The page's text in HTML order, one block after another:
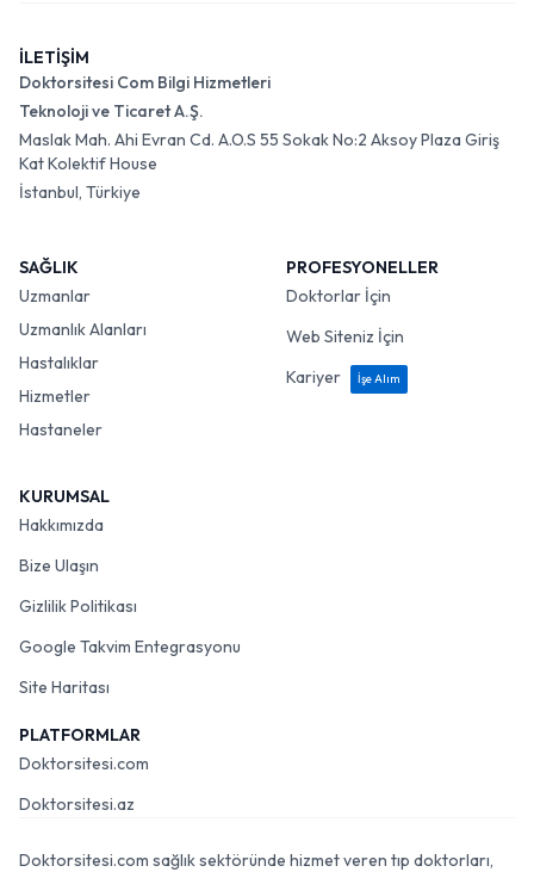
İLETİŞİM
Doktorsitesi Com Bilgi Hizmetleri
Teknoloji ve Ticaret A.Ş.
Maslak Mah. Ahi Evran Cd. A.O.S 55 Sokak No:2 Aksoy Plaza Giriş
Kat Kolektif House
İstanbul, Türkiye
SAĞLIK
Uzmanlar
Uzmanlık Alanları
Hastalıklar
Hizmetler
Hastaneler
PROFESYONELLER
Doktorlar İçin
Web Siteniz İçin
Kariyer
İşe Alım
KURUMSAL
Hakkımızda
Bize Ulaşın
Gizlilik Politikası
Google Takvim Entegrasyonu
Site Haritası
PLATFORMLAR
Doktorsitesi.com
Doktorsitesi.az
Doktorsitesi.com sağlık sektöründe hizmet veren tıp doktorları,